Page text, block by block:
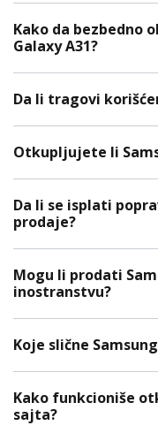
Kako da bezbedno
Galaxy A31?
Da li tragovi
Otkupljujete li
Da li se isplati
prodaje?
Mogu li prodati
inostranstvu?
Koje slične
Kako funkcioniše
sajta?